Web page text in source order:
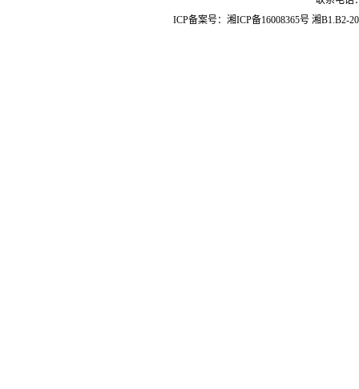
ICP备案号： 湘ICP备16008365号 湘B1.B2-